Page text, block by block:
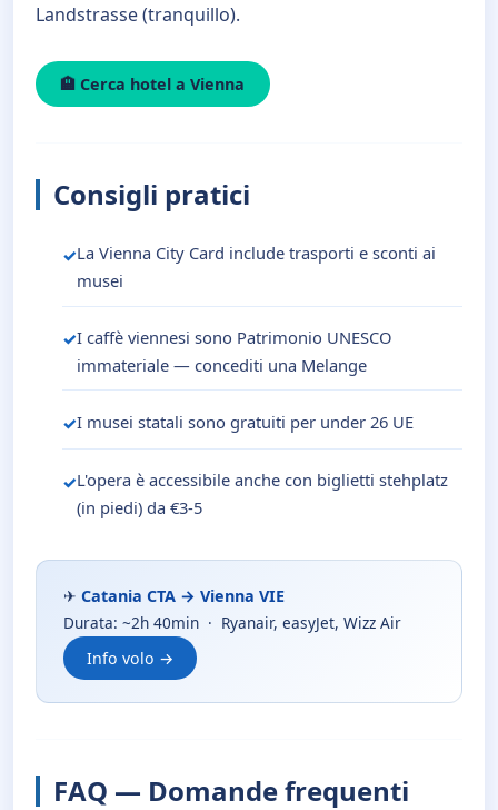
Landstrasse (tranquillo).
🏨 Cerca hotel a Vienna
Consigli pratici
La Vienna City Card include trasporti e sconti ai
musei
I caffè viennesi sono Patrimonio UNESCO
immateriale — concediti una Melange
I musei statali sono gratuiti per under 26 UE
L'opera è accessibile anche con biglietti stehplatz
(in piedi) da €3-5
✈ Catania CTA → Vienna VIE
Durata: ~2h 40min · Ryanair, easyJet, Wizz Air
Info volo →
FAQ — Domande frequenti